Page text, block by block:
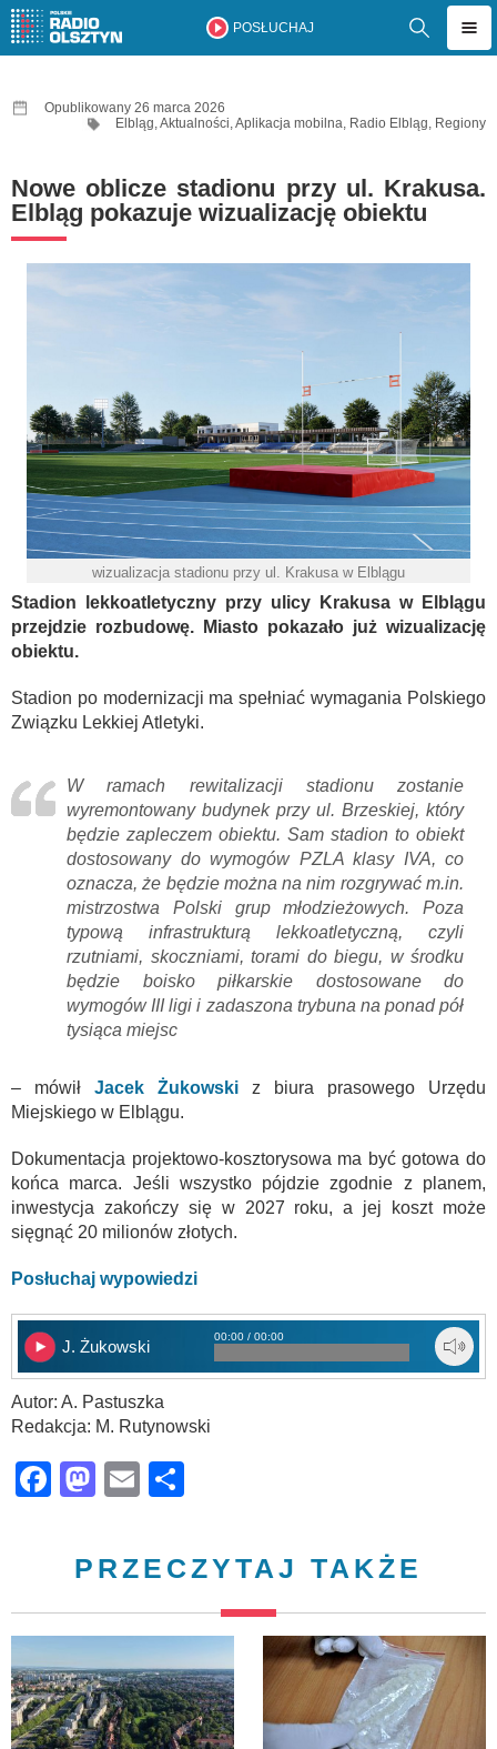
POSŁUCHAJ
Opublikowany 26 marca 2026
Elbląg,Aktualności,Aplikacja mobilna, Radio Elbląg, Regiony
Nowe oblicze stadionu przy ul. Krakusa.
Elbląg pokazuje wizualizację obiektu
wizualizacja stadionu przy ul. Krakusa w Elblągu
Stadion lekkoatletyczny przy ulicy Krakusa w Elblągu
przejdzie rozbudowę. Miasto pokazało już wizualizację
obiektu.
Stadion po modernizacji ma spełniać wymagania Polskiego
Związku Lekkiej Atletyki.
W ramach rewitalizacji stadionu zostanie
wyremontowany budynek przy ul. Brzeskiej, który
będzie zapleczem obiektu. Sam stadion to obiekt
dostosowany do wymogów PZLA klasy IVA, co
oznacza, że będzie można na nim rozgrywać m.in.
mistrzostwa Polski grup młodzieżowych. Poza
typową infrastrukturą lekkoatletyczną, czyli
rzutniami, skoczniami, torami do biegu, w środku
będzie boisko piłkarskie dostosowane do
wymogów III ligi i zadaszona trybuna na ponad pół
tysiąca miejsc
– mówił Jacek Żukowski z biura prasowego Urzędu
Miejskiego w Elblągu.
Dokumentacja projektowo-kosztorysowa ma być gotowa do
końca marca. Jeśli wszystko pójdzie zgodnie z planem,
inwestycja zakończy się w 2027 roku, a jej koszt może
sięgnąć 20 milionów złotych.
Posłuchaj wypowiedzi
J. Żukowski
00:00 / 00:00
Autor: A. Pastuszka
Redakcja: M. Rutynowski
Facebook
Mastodon
Email
PRZECZYTAJ TAKŻE